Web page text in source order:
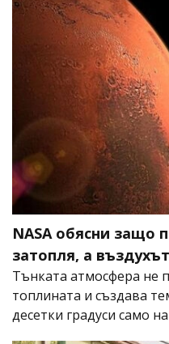
NASA обясни защо
затопля, а
Тънката атмосфера не
топлината и създава
десетки градуси само